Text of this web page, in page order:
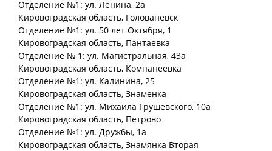
Отделение №1: ул. Ленина, 2а
Кировоградская область, Голованевск
Отделение №1: ул. 50 лет Октября, 1
Кировоградская область, Пантаевка
Отделение № 1: ул. Магистральная, 43а
Кировоградская область, Компанеевка
Отделение №1: ул. Калинина, 25
Кировоградская область, Знаменка
Отделение №1: ул. Михаила Грушевского, 10а
Кировоградская область, Петрово
Отделение №1: ул. Дружбы, 1а
Кировоградская область, Знамянка Вторая